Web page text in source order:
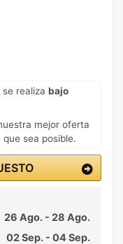
realiza bajo
mejor oferta
sea posible.
26 Ago. - 28 Ago.
02 Sep. - 04 Sep.